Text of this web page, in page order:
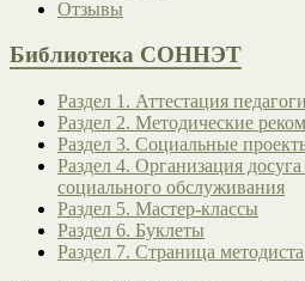
Отзывы
Библиотека СОННЭТ
Раздел 1. Аттестация
Раздел 2. Методические
Раздел 3. Социальные
Раздел 4. Организация
социального обслуживания
Раздел 5. Мастер-классы
Раздел 6. Буклеты
Раздел 7. Страница методиста